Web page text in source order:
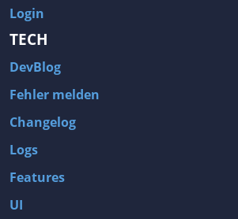
Login
TECH
DevBlog
Fehler melden
Changelog
Logs
Features
UI